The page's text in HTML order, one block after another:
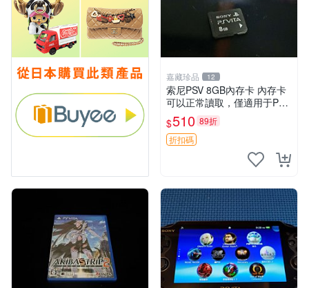
嘉藏珍品 12
索尼PSV 8GB內存卡 內存卡
可以正常讀取，僅適用于PSV
我的主頁還有相關設備售，歡
迎購買
$510 89折
折扣碼